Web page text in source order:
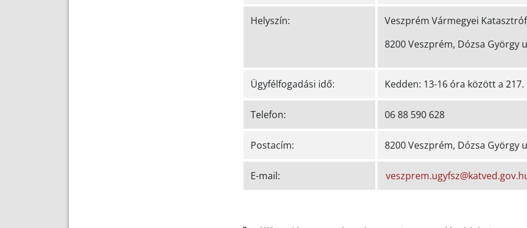
Helyszín:
Veszprém Vármegyei
8200 Veszprém, Dózsa György
Ügyfélfogadási idő: Kedden: 13-16 óra között a
Telefon: 06 88 590 628
Postacím: 8200 Veszprém, Dózsa György
E-mail: